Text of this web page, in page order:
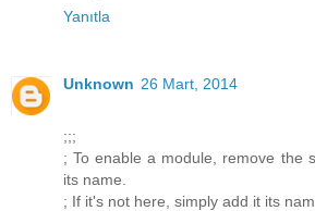
Yanıtla
Unknown 26 Mart, 2014
;;;
; To enable a module, remove the
its name.
; If it's not here, simply add it its